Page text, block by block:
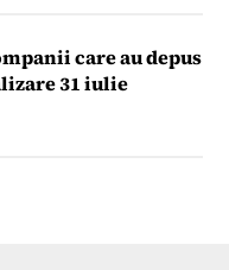
care au depus
31 iulie